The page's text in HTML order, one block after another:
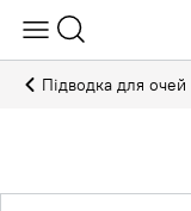
Підводка для очей